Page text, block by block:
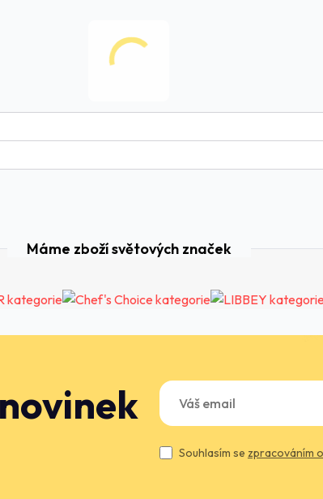
Souhlasím se zpracováním
Máme zboží světových značek